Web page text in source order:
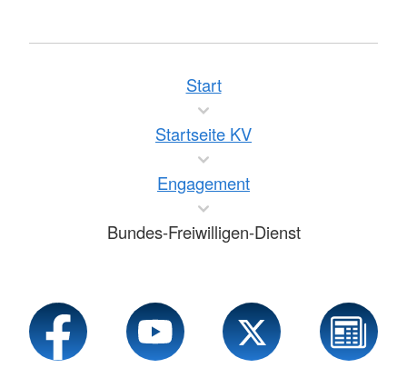
Start
Startseite KV
Engagement
Bundes-Freiwilligen-Dienst